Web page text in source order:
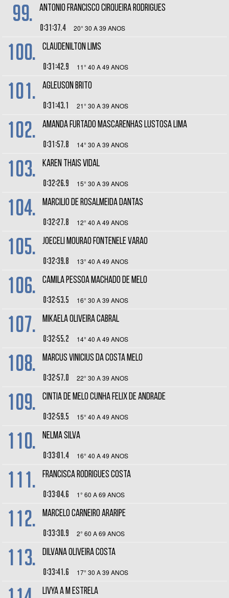
99. ANTONIO FRANCISCO CIRQUEIRA RODRIGUES
0:31:37.4 20° 30 A 39 ANOS
100. CLAUDENILTON LIMS
0:31:42.9 11° 40 A 49 ANOS
101. AGLEUSON BRITO
0:31:43.1 21° 30 A 39 ANOS
102. AMANDA FURTADO MASCARENHAS LUSTOSA LIMA
0:31:57.8 14° 30 A 39 ANOS
103. KAREN THAIS VIDAL
0:32:26.9 15° 30 A 39 ANOS
104. MARCILIO DE ROSALMEIDA DANTAS
0:32:27.8 12° 40 A 49 ANOS
105. JOECELI MOURAO FONTENELE VARAO
0:32:39.8 13° 40 A 49 ANOS
106. CAMILA PESSOA MACHADO DE MELO
0:32:53.5 16° 30 A 39 ANOS
107. MIKAELA OLIVEIRA CABRAL
0:32:55.2 14° 40 A 49 ANOS
108. MARCUS VINICIUS DA COSTA MELO
0:32:57.0 22° 30 A 39 ANOS
109. CINTIA DE MELO CUNHA FELIX DE ANDRADE
0:32:59.5 15° 40 A 49 ANOS
110. NELMA SILVA
0:33:01.4 16° 40 A 49 ANOS
111. FRANCISCA RODRIGUES COSTA
0:33:04.6 1° 60 A 69 ANOS
112. MARCELO CARNEIRO ARARIPE
0:33:30.9 2° 60 A 69 ANOS
113. DILVANA OLIVEIRA COSTA
0:33:41.6 17° 30 A 39 ANOS
LIVYA A M ESTRELA